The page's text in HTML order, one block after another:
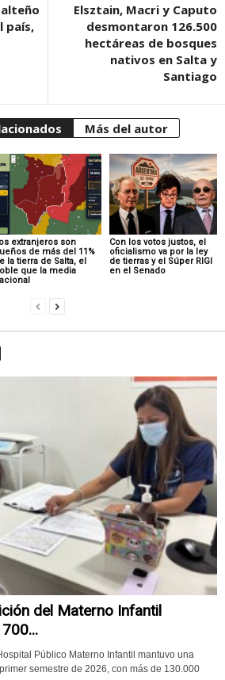
país,
Elsztain, Macri y Caputo
desmontaron 126.500
hectáreas de bosques
nativos en Salta y
Santiago
Más del autor
extranjeros son
de más del 11%
la tierra de Salta, el
que la media
Con los votos justos, el
oficialismo va por la ley
de tierras y el Súper RIGI
en el Senado
del Materno Infantil
Público Materno Infantil mantuvo una
semestre de 2026, con más de 130.000